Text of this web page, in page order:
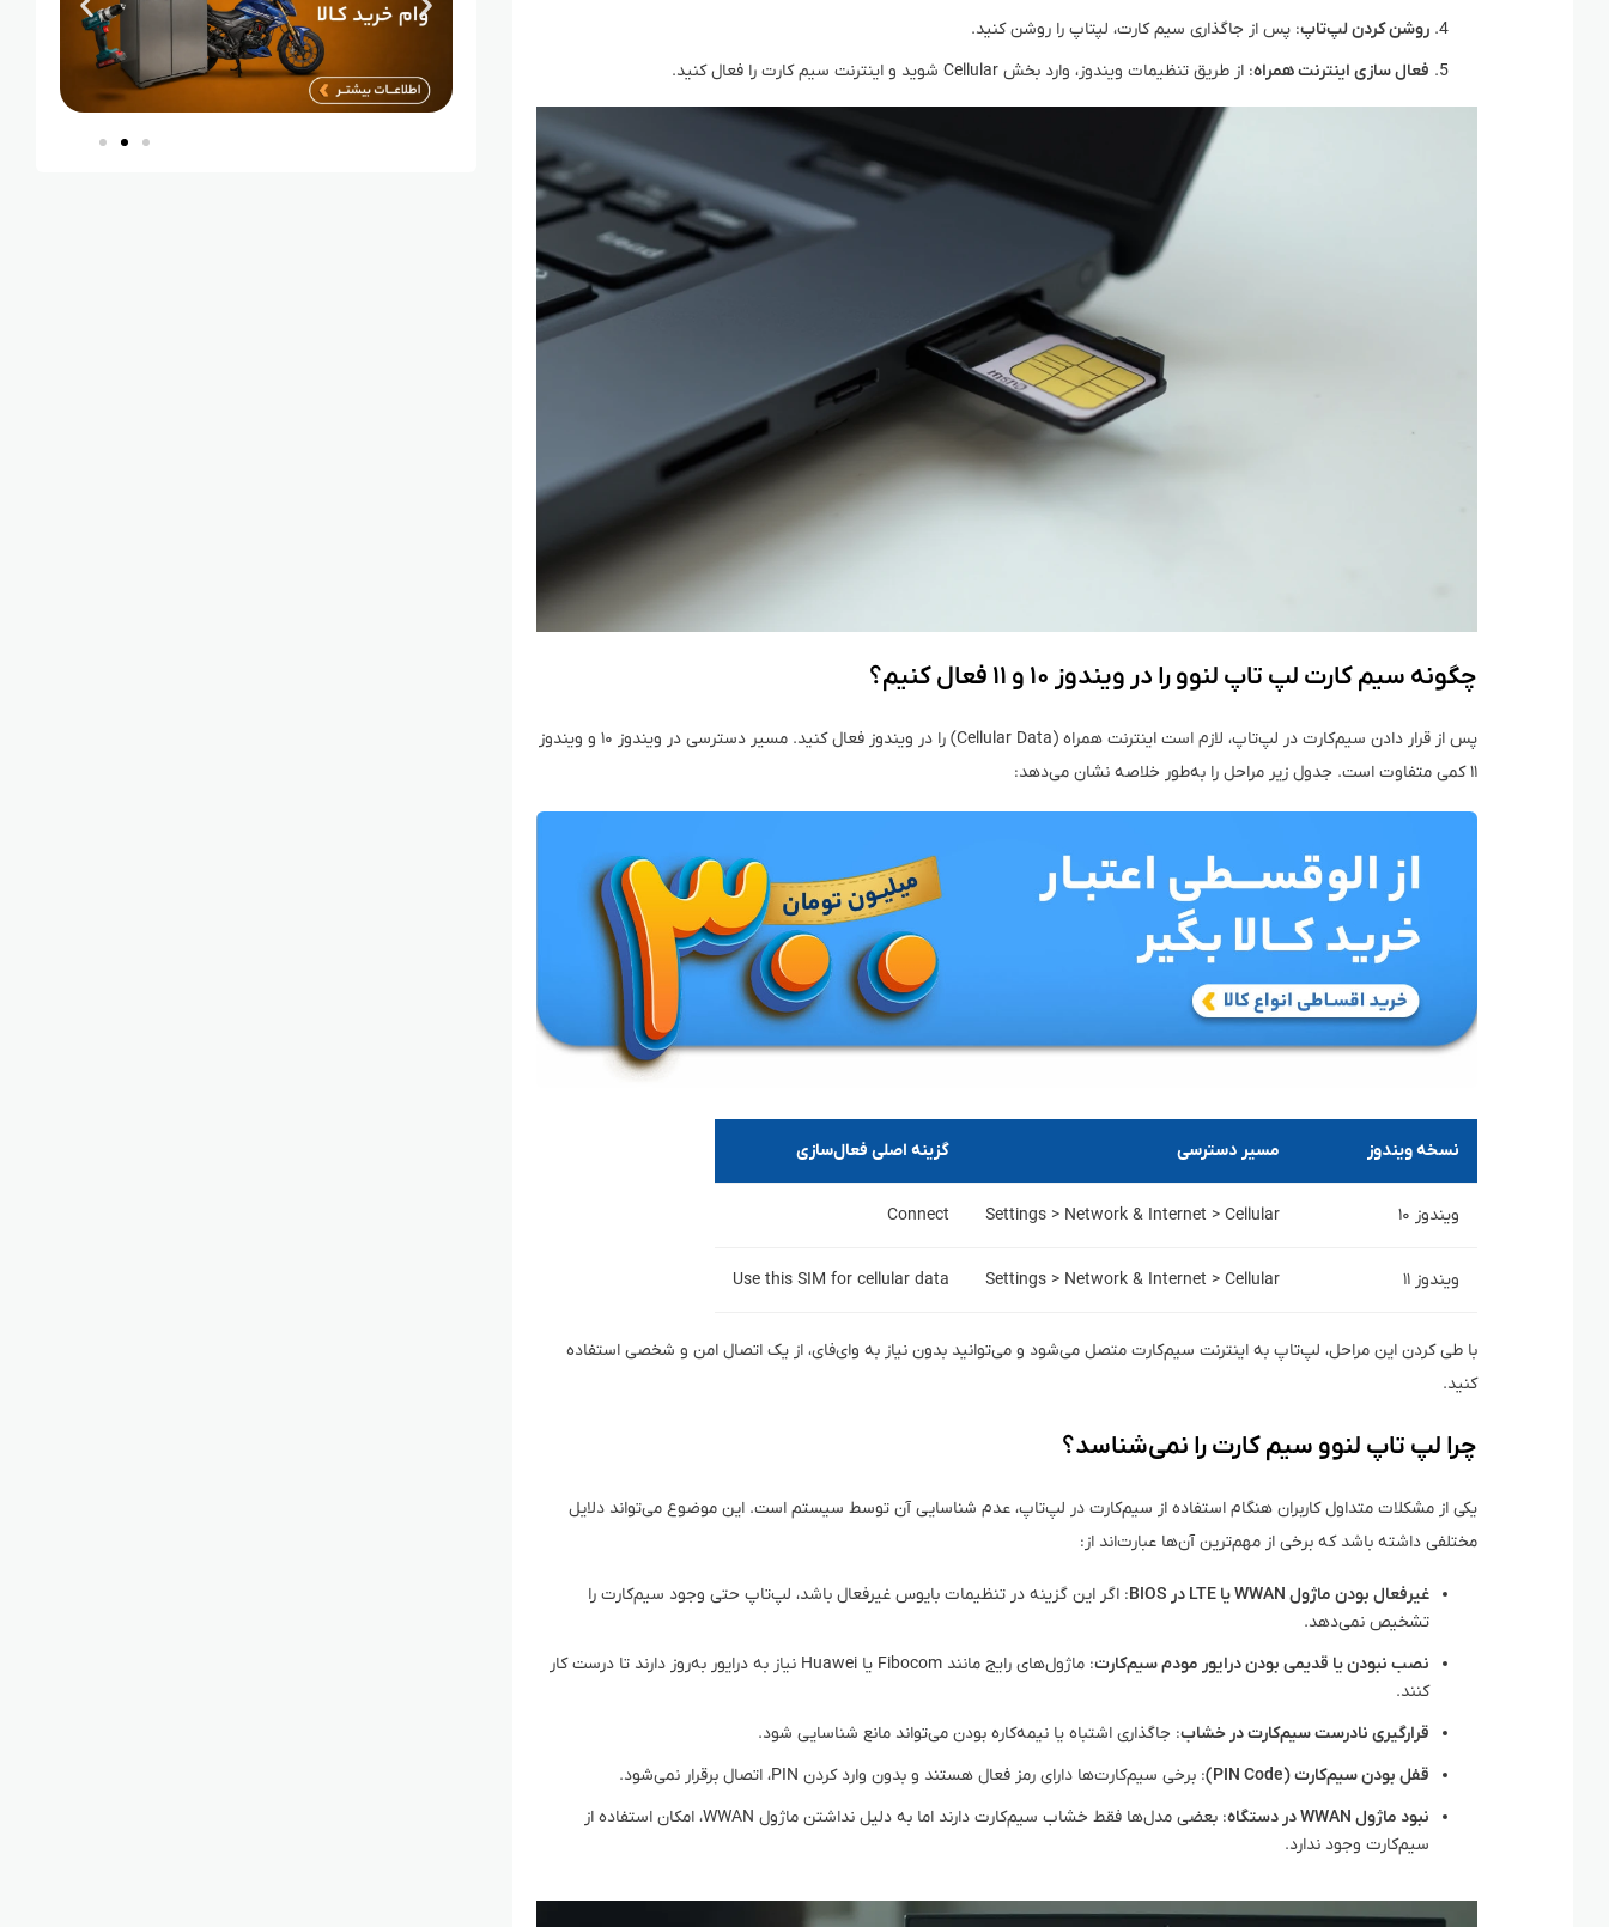
روشن کردن لپ‌تاپ: پس از جاگذاری سیم کارت، لپتاپ را روشن کنید.
فعال‌ سازی اینترنت همراه: از طریق تنظیمات ویندوز، وارد بخش Cellular شوید و اینترنت سیم کارت را فعال کنید.
چگونه سیم کارت لپ تاپ لنوو را در ویندوز ۱۰ و ۱۱ فعال کنیم؟
پس از قرار دادن سیم‌کارت در لپ‌تاپ، لازم است اینترنت همراه (Cellular Data) را در ویندوز فعال کنید. مسیر دسترسی در ویندوز ۱۰ و ویندوز
۱۱ کمی متفاوت است. جدول زیر مراحل را به‌طور خلاصه نشان می‌دهد:
نسخه ویندوز مسیر دسترسی گزینه اصلی فعال‌سازی
ویندوز ۱۰ Settings > Network & Internet > Cellular
Connect
ویندوز ۱۱ Settings > Network & Internet > Cellular
Use this SIM for cellular data
با طی کردن این مراحل، لپ‌تاپ به اینترنت سیم‌کارت متصل می‌شود و می‌توانید بدون نیاز به وای‌فای، از یک اتصال امن و شخصی استفاده
کنید.
چرا لپ تاپ لنوو سیم کارت را نمی‌شناسد؟
یکی از مشکلات متداول کاربران هنگام استفاده از سیم‌کارت در لپ‌تاپ، عدم شناسایی آن توسط سیستم است. این موضوع می‌تواند دلایل
مختلفی داشته باشد که برخی از مهم‌ترین آن‌ها عبارت‌اند از:
غیرفعال بودن ماژول WWAN یا LTE در BIOS
: اگر این گزینه در تنظیمات بایوس غیرفعال باشد، لپ‌تاپ حتی وجود سیم‌کارت را
تشخیص نمی‌دهد.
نصب نبودن یا قدیمی بودن درایور مودم سیم‌کارت
: ماژول‌های رایج مانند Fibocom یا Huawei نیاز به درایور به‌روز دارند تا درست کار
کنند.
قرارگیری نادرست سیم‌کارت در خشاب: جاگذاری اشتباه یا نیمه‌کاره بودن می‌تواند مانع شناسایی شود.
قفل بودن سیم‌کارت (PIN Code)
: برخی سیم‌کارت‌ها دارای رمز فعال هستند و بدون وارد کردن PIN، اتصال برقرار نمی‌شود.
نبود ماژول WWAN در دستگاه
: بعضی مدل‌ها فقط خشاب سیم‌کارت دارند اما به دلیل نداشتن ماژول WWAN، امکان استفاده از
سیم‌کارت وجود ندارد.